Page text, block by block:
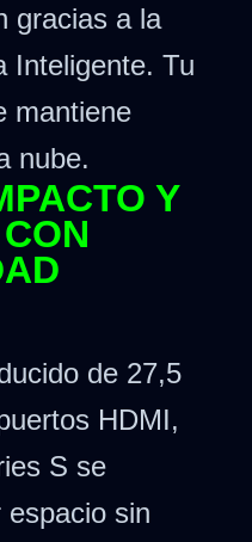
gracias a la
Inteligente. Tu
mantiene
nube.
Y
de 27,5
HDMI,
S se
espacio sin